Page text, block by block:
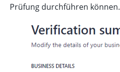
Prüfung durchführen können.